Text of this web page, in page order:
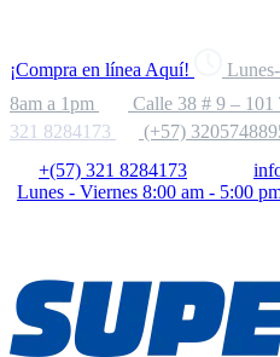
¡Compra en línea Aquí!
8am a 1pm
Calle 38 # 9 – 101
321 8284173
(+57)
+(57) 321 8284173
Lunes - Viernes 8:00 am - 5:00